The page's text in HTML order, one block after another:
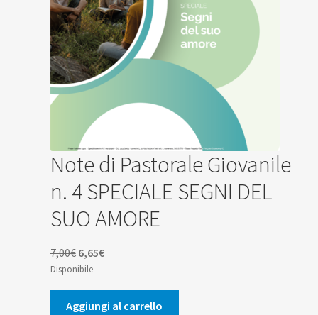
Note di Pastorale Giovanile
n. 4 SPECIALE SEGNI DEL
SUO AMORE
7,00€ Il
prezzo
originale
era:
6,65€Il
attuale
è:
Disponibile
Aggiungi al carrello